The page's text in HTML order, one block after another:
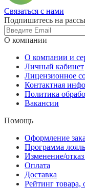
Связаться с нами
Подпишитесь на
О компании
О компании и
Личный кабинет
Лицензионное
Контактная
Политика
Вакансии
Помощь
Оформление
Программа
Изменение/отказ
Оплата
Доставка
Рейтинг